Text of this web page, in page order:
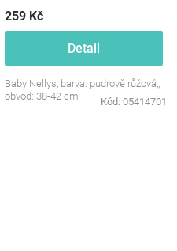
259 Kč
Detail
Baby Nellys, barva: pudrově růžová,,
obvod: 38-42 cm
Kód: 05414701